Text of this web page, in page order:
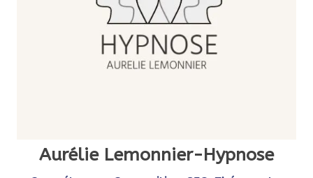
Aurélie Lemonnier-Hypnose